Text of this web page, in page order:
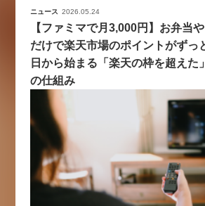
ニュース 2026.05.24
【ファミマで月3,000円】お弁当
だけで楽天市場のポイントがずっ
日から始まる「楽天の枠を超えた
の仕組み